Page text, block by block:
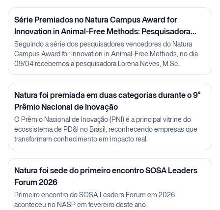
Série Premiados no Natura Campus Award for
Innovation in Animal-Free Methods: Pesquisadora
Lorena Neves
Seguindo a série dos pesquisadores vencedores do Natura
Campus Award for Innovation in Animal-Free Methods, no dia
09/04 recebemos a pesquisadora Lorena Neves, M.Sc.
Natura foi premiada em duas categorias durante o 9°
Prêmio Nacional de Inovação
O Prêmio Nacional de Inovação (PNI) é a principal vitrine do
ecossistema de PD&I no Brasil, reconhecendo empresas que
transformam conhecimento em impacto real.
Natura foi sede do primeiro encontro SOSA Leaders
Forum 2026
Primeiro encontro do SOSA Leaders Forum em 2026
aconteceu no NASP em fevereiro deste ano.